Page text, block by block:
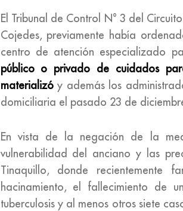
El Tribunal de Control N° 3 del
Cojedes, previamente había
centro de atención especializado
público o privado de cuidados
materializóy además los
domiciliaria el pasado 23 de
En vista de la negación de la
vulnerabilidad del anciano y las
Tinaquillo, donde recientemente
hacinamiento, el fallecimiento de
tuberculosis y al menos otros siete